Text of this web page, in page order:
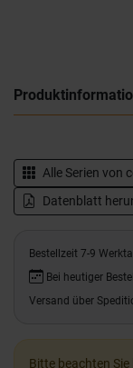
Alle Serien von
Datenblatt
Bestellzeit 7-9
Bei heutiger
Versand über
Bitte beachten